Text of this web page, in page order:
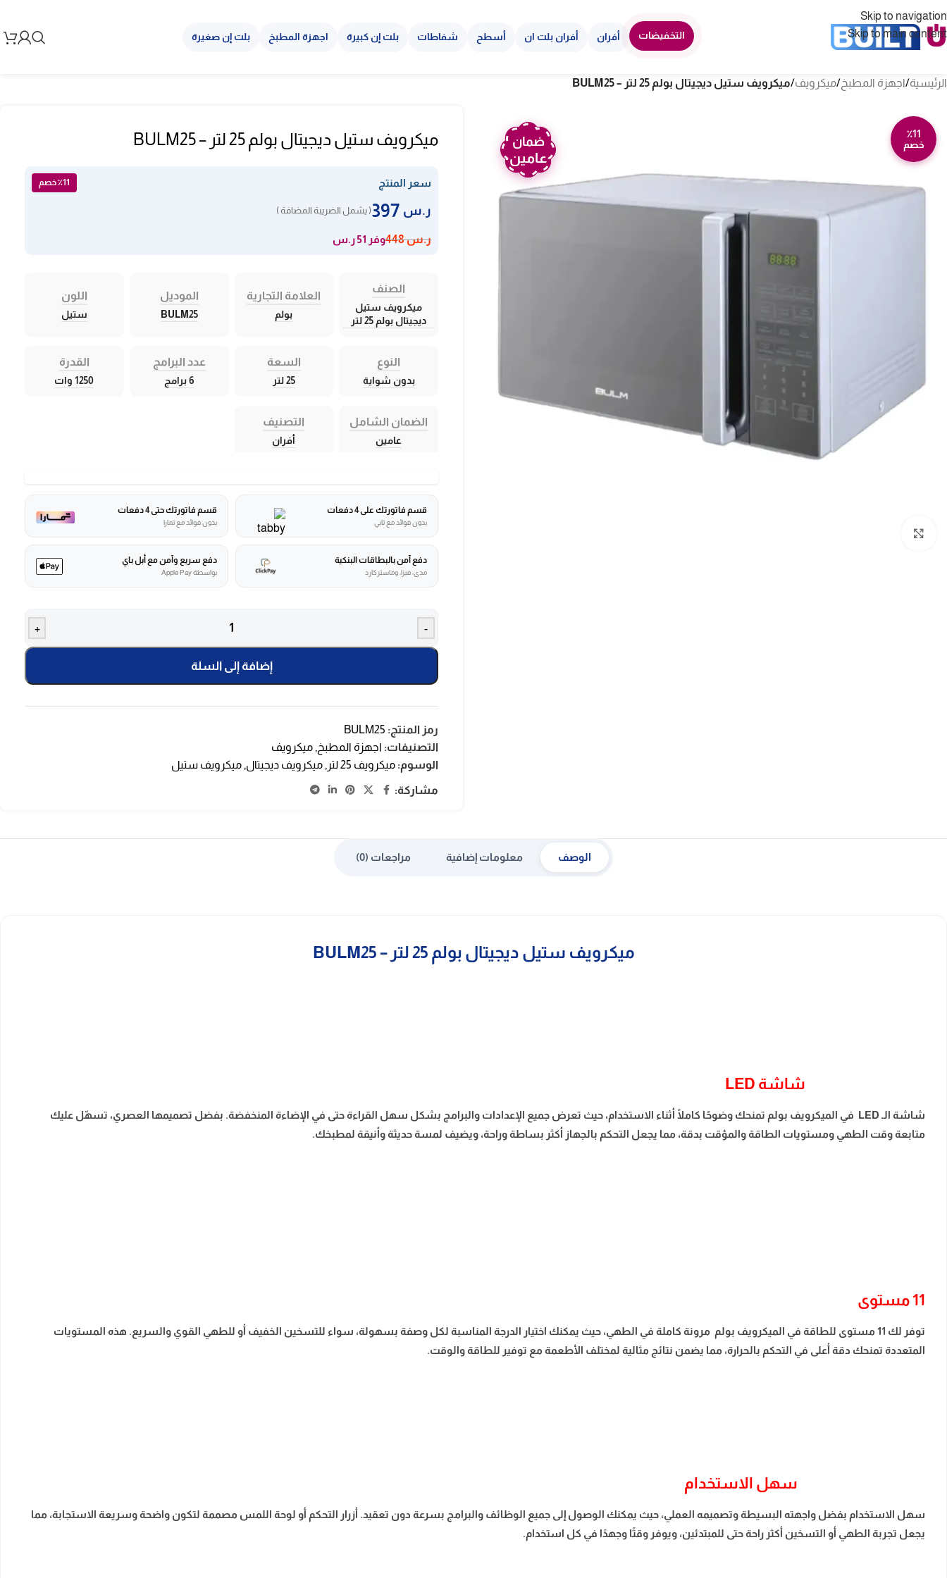
Skip to navigation
Skip to main content
التخفيضات أفران أفران بلت ان أسطح شفاطات بلت إن كبيرة اجهزة المطبخ بلت إن صغيرة
الرئيسية/اجهزة المطبخ/ميكرويف/ميكرويف ستيل ديجيتال بولم 25 لتر – BULM25
٪11
خصم
ضمان
عامين
ميكرويف ستيل ديجيتال بولم 25 لتر – BULM25
سعر المنتج ٪11 خصم
ر.س ( يشمل الضريبة المضافة )
ر.س448 وفر 51 ر.س
الصنف
ميكرويف ستيل
ديجيتال بولم 25 لتر
العلامة التجارية
بولم
الموديل
BULM25
اللون
ستيل
النوع
بدون شواية
السعة
25 لتر
عدد البرامج
6 برامج
القدرة
1250 وات
الضمان الشامل
عامين
التصنيف
أفران
قسم فاتورتك على 4 دفعات
بدون فوائد مع تابي
قسم فاتورتك حتى 4 دفعات
بدون فوائد مع تمارا
دفع آمن بالبطاقات البنكية
مدى، فيزا، وماستركارد
دفع سريع وآمن مع أبل باي
بواسطة Apple Pay
-
+
إضافة إلى السلة
رمز المنتج: BULM25
التصنيفات: اجهزة المطبخ , ميكرويف
الوسوم: ميكرويف 25 لتر , ميكرويف ديجيتال, ميكرويف ستيل
مشاركة:
الوصف معلومات إضافية مراجعات (0)
ميكرويف ستيل ديجيتال بولم 25 لتر – BULM25
شاشة LED
شاشة الـ LED في الميكرويف بولم تمنحك وضوحًا كاملًا أثناء الاستخدام، حيث تعرض جميع الإعدادات والبرامج بشكل سهل القراءة حتى في الإضاءة المنخفضة. بفضل تصميمها العصري، تسهّل عليك
متابعة وقت الطهي ومستويات الطاقة والمؤقت بدقة، مما يجعل التحكم بالجهاز أكثر بساطة وراحة، ويضيف لمسة حديثة وأنيقة لمطبخك.
11 مستوى
توفر لك 11 مستوى للطاقة في الميكرويف بولم مرونة كاملة في الطهي، حيث يمكنك اختيار الدرجة المناسبة لكل وصفة بسهولة، سواء للتسخين الخفيف أو للطهي القوي والسريع. هذه المستويات
المتعددة تمنحك دقة أعلى في التحكم بالحرارة، مما يضمن نتائج مثالية لمختلف الأطعمة مع توفير للطاقة والوقت.
سهل الاستخدام
سهل الاستخدام بفضل واجهته البسيطة وتصميمه العملي، حيث يمكنك الوصول إلى جميع الوظائف والبرامج بسرعة دون تعقيد. أزرار التحكم أو لوحة اللمس مصممة لتكون واضحة وسريعة الاستجابة، مما
يجعل تجربة الطهي أو التسخين أكثر راحة حتى للمبتدئين، ويوفر وقتًا وجهدًا في كل استخدام.